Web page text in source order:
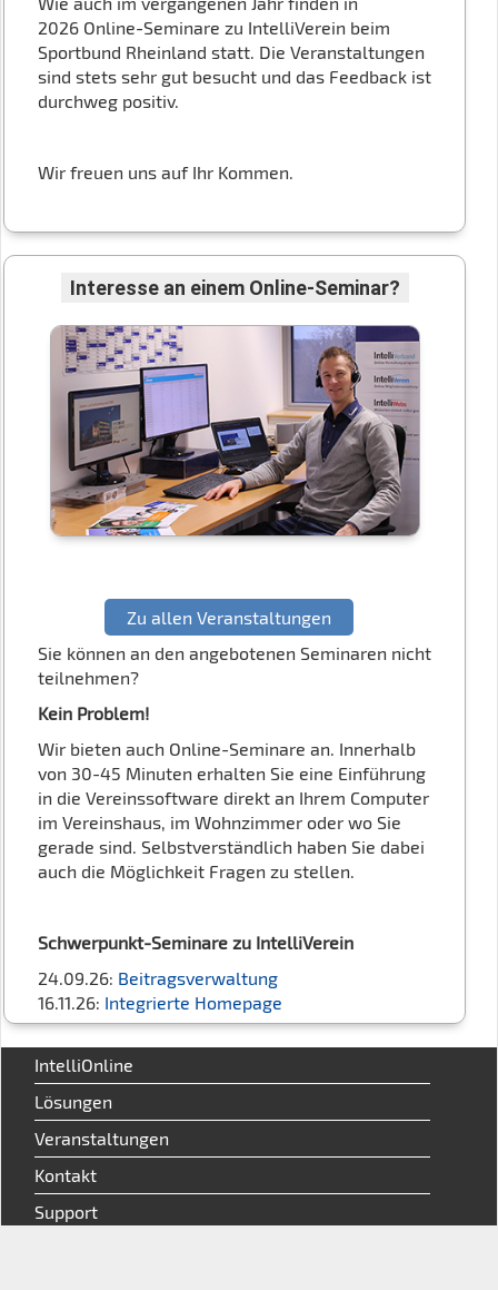
2026 Online-Seminare zu IntelliVerein beim
Sportbund Rheinland statt. Die Veranstaltungen
sind stets sehr gut besucht und das Feedback ist
durchweg positiv.
Wir freuen uns auf Ihr Kommen.
Interesse an einem Online-Seminar?
Zu allen Veranstaltungen
Sie können an den angebotenen Seminaren nicht
teilnehmen?
Kein Problem!
Wir bieten auch Online-Seminare an. Innerhalb
von 30-45 Minuten erhalten Sie eine Einführung
in die Vereinssoftware direkt an Ihrem Computer
im Vereinshaus, im Wohnzimmer oder wo Sie
gerade sind. Selbstverständlich haben Sie dabei
auch die Möglichkeit Fragen zu stellen.
Schwerpunkt-Seminare zu IntelliVerein
24.09.26: Beitragsverwaltung
16.11.26: Integrierte Homepage
IntelliOnline
Lösungen
Veranstaltungen
Kontakt
Support